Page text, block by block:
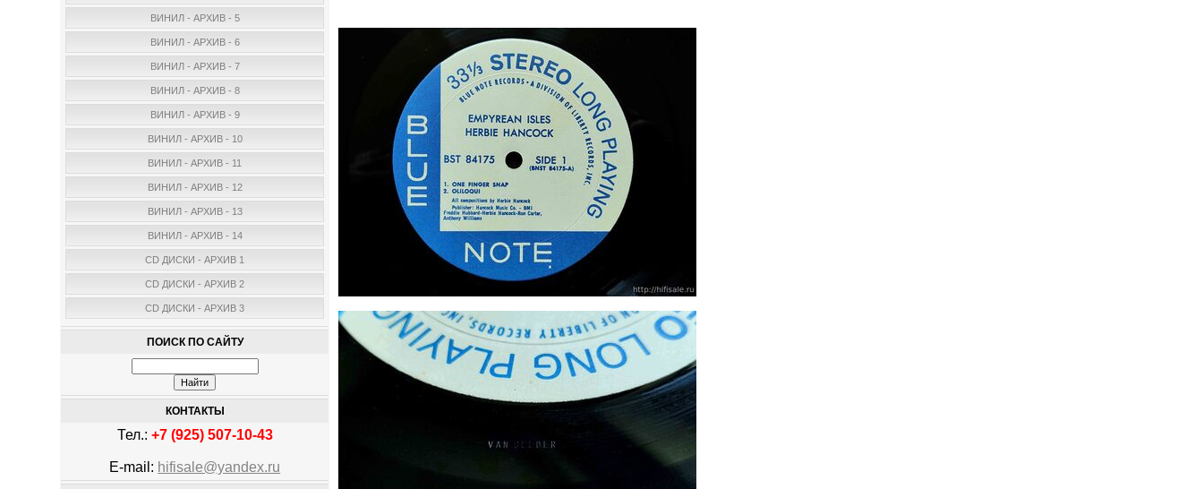
ВИНИЛ - АРХИВ - 5
ВИНИЛ - АРХИВ - 6
ВИНИЛ - АРХИВ - 7
ВИНИЛ - АРХИВ - 8
ВИНИЛ - АРХИВ - 9
ВИНИЛ - АРХИВ - 10
ВИНИЛ - АРХИВ - 11
ВИНИЛ - АРХИВ - 12
ВИНИЛ - АРХИВ - 13
ВИНИЛ - АРХИВ - 14
CD ДИСКИ - АРХИВ 1
CD ДИСКИ - АРХИВ 2
CD ДИСКИ - АРХИВ 3
ПОИСК ПО САЙТУ
КОНТАКТЫ
Тел.: +7 (925) 507-10-43
E-mail: hifisale@yandex.ru